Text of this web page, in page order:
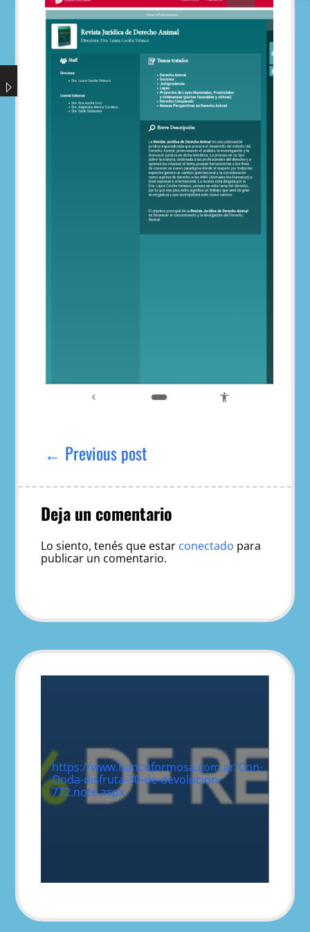
entradas
← Previous post
Deja un comentario
Lo siento, tenés que estar conectado para
publicar un comentario.
https://www.bancoformosa.com.ar/Con-
Onda-disfruta-30-de-devolucion-
772.note.aspx